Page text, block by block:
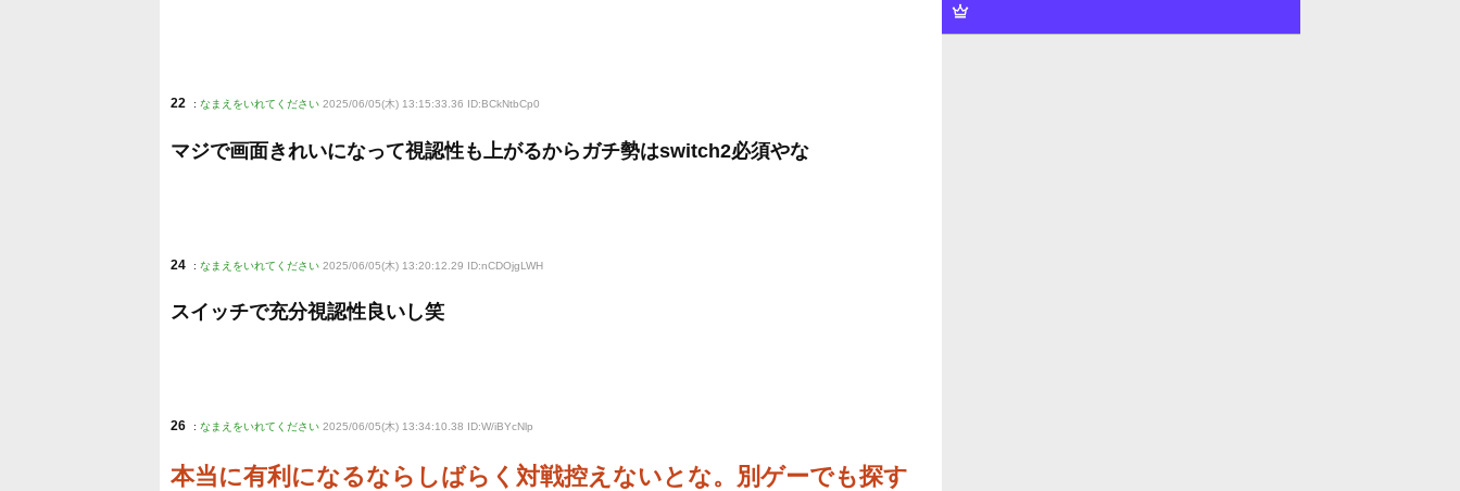
22 : なまえをいれてください 2025/06/05(木) 13:15:33.36 ID:BCkNtbCp0
マジで画面きれいになって視認性も上がるからガチ勢はswitch2必須やな
24 : なまえをいれてください 2025/06/05(木) 13:20:12.29 ID:nCDOjgLWH
スイッチで充分視認性良いし笑
26 : なまえをいれてください 2025/06/05(木) 13:34:10.38 ID:W/iBYcNlp
本当に有利になるならしばらく対戦控えないとな。別ゲーでも探す